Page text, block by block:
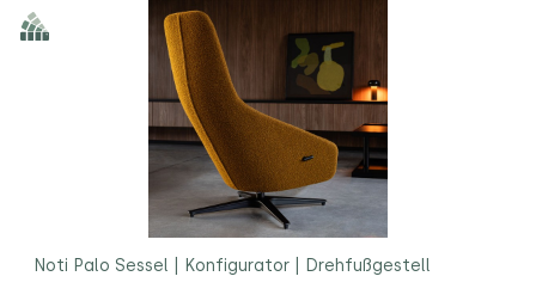
Noti Palo Sessel | Konfigurator | Drehfußgestell